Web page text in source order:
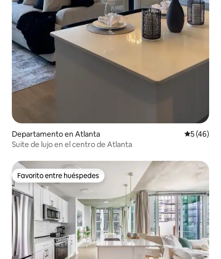
Departamento en Atlanta
5 (46)
Suite de lujo en el centro de Atlanta
Favorito entre huéspedes
Favorito entre huéspedes